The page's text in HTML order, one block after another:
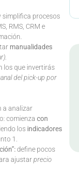
simplifica procesos
RMS, CRM e
manualidades
los que invertirás
del pick-up por
a analizar
comienza con
los indicadores
1.
define pocos
ajustarprecio